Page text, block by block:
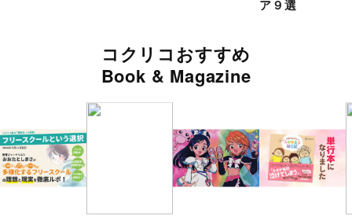
ア９選
コクリコおすすめ
Book & Magazine